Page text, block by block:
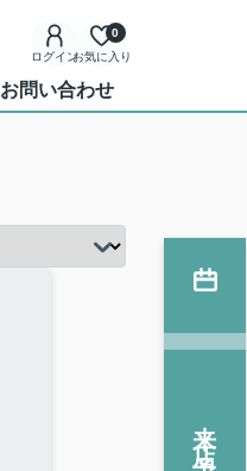
ログインお気に入り
0
お問い合わせ
来店予約